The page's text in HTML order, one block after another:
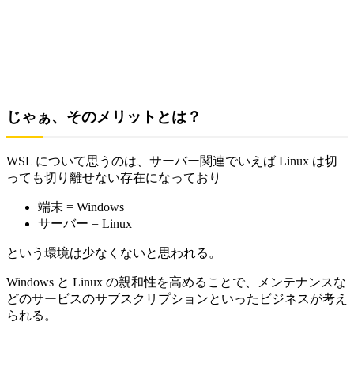
じゃぁ、そのメリットとは？
WSL について思うのは、サーバー関連でいえば Linux は切
っても切り離せない存在になっており
端末 = Windows
サーバー = Linux
という環境は少なくないと思われる。
Windows と Linux の親和性を高めることで、メンテナンスな
どのサービスのサブスクリプションといったビジネスが考え
られる。